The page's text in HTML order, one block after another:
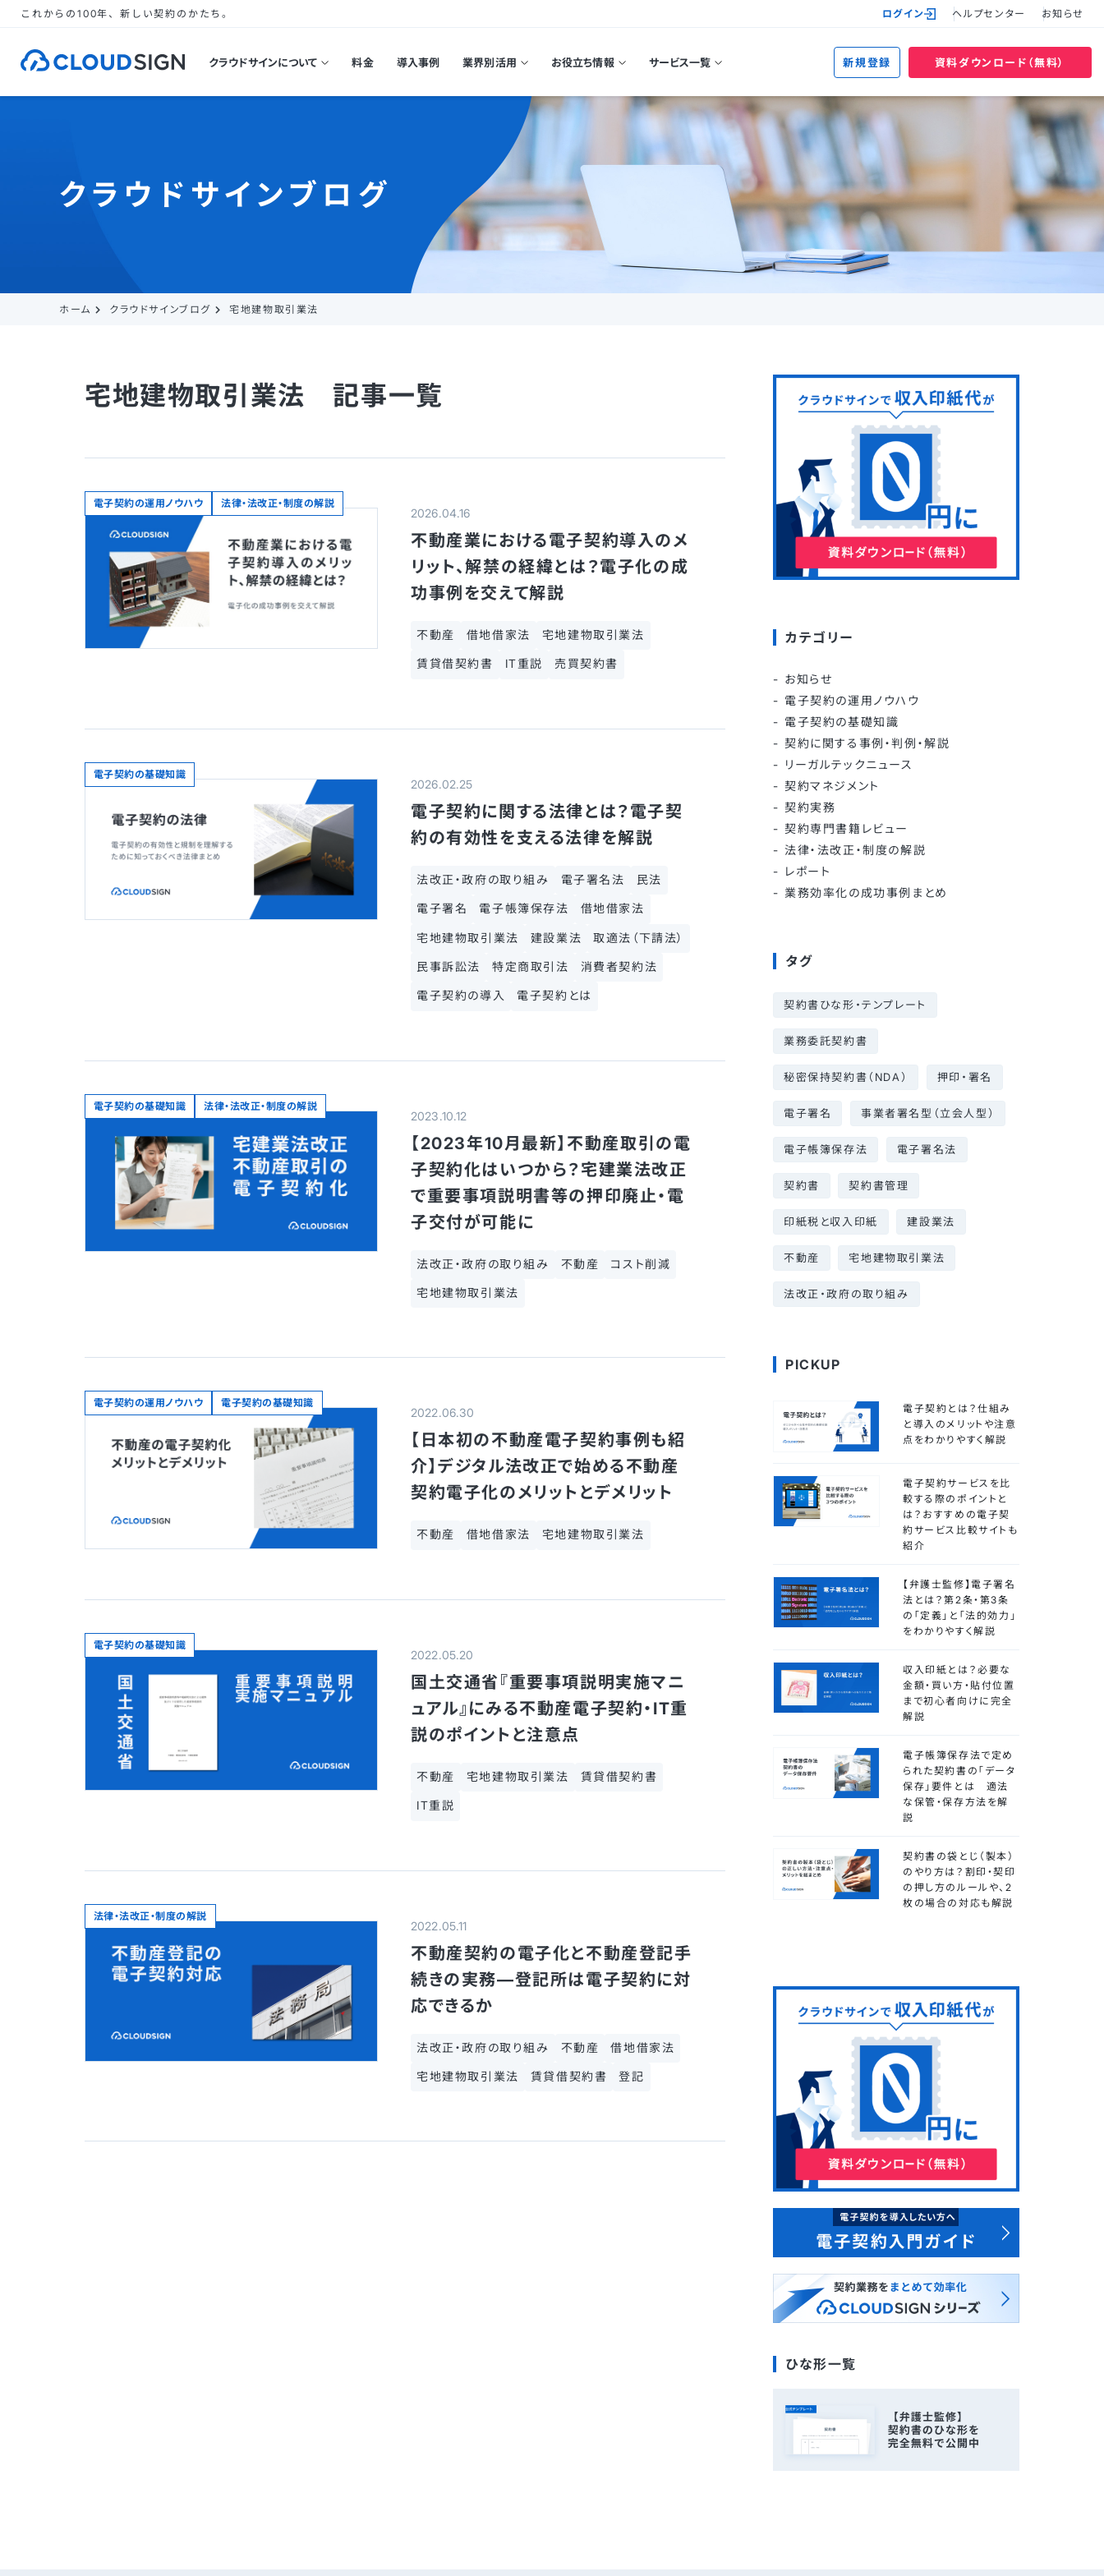
これからの100年、新しい契約のかたち。 ログイン ヘルプセンター お知らせ
クラウドサインについて 料金 導入事例 業界別活用 お役立ち情報 サービス一覧 新規登録 資料ダウンロード（無料）
クラウドサインブログ
ホーム クラウドサインブログ 宅地建物取引業法
宅地建物取引業法 記事一覧
電子契約の運用ノウハウ 法律・法改正・制度の解説
2026.04.16
不動産業における電子契約導入のメ
リット、解禁の経緯とは？電子化の成
功事例を交えて解説
不動産 借地借家法 宅地建物取引業法
賃貸借契約書 IT重説 売買契約書
電子契約の基礎知識
2026.02.25
電子契約に関する法律とは？電子契
約の有効性を支える法律を解説
法改正・政府の取り組み 電子署名法 民法
電子署名 電子帳簿保存法 借地借家法
宅地建物取引業法 建設業法 取適法（下請法）
民事訴訟法 特定商取引法 消費者契約法
電子契約の導入 電子契約とは
電子契約の基礎知識 法律・法改正・制度の解説
2023.10.12
【2023年10月最新】不動産取引の電
子契約化はいつから？宅建業法改正
で重要事項説明書等の押印廃止・電
子交付が可能に
法改正・政府の取り組み 不動産 コスト削減
宅地建物取引業法
電子契約の運用ノウハウ 電子契約の基礎知識
2022.06.30
【日本初の不動産電子契約事例も紹
介】デジタル法改正で始める不動産
契約電子化のメリットとデメリット
不動産 借地借家法 宅地建物取引業法
電子契約の基礎知識
2022.05.20
国土交通省『重要事項説明実施マニ
ュアル』にみる不動産電子契約・IT重
説のポイントと注意点
不動産 宅地建物取引業法 賃貸借契約書
IT重説
法律・法改正・制度の解説
2022.05.11
不動産契約の電子化と不動産登記手
続きの実務—登記所は電子契約に対
応できるか
法改正・政府の取り組み 不動産 借地借家法
宅地建物取引業法 賃貸借契約書 登記
カテゴリー
お知らせ
電子契約の運用ノウハウ
電子契約の基礎知識
契約に関する事例・判例・解説
リーガルテックニュース
契約マネジメント
契約実務
契約専門書籍レビュー
法律・法改正・制度の解説
レポート
業務効率化の成功事例まとめ
タグ
契約書ひな形・テンプレート
業務委託契約書
秘密保持契約書（NDA） 押印・署名
電子署名 事業者署名型（立会人型）
電子帳簿保存法 電子署名法
契約書 契約書管理
印紙税と収入印紙 建設業法
不動産 宅地建物取引業法
法改正・政府の取り組み
PICKUP
電子契約とは？仕組み
と導入のメリットや注意
点をわかりやすく解説
電子契約サービスを比
較する際のポイントと
は？おすすめの電子契
約サービス比較サイトも
紹介
【弁護士監修】電子署名
法とは？第2条・第3条
の「定義」と「法的効力」
をわかりやすく解説
収入印紙とは？必要な
金額・買い方・貼付位置
まで初心者向けに完全
解説
電子帳簿保存法で定め
られた契約書の「データ
保存」要件とは 適法
な保管・保存方法を解
説
契約書の袋とじ（製本）
のやり方は？割印・契印
の押し方のルールや、2
枚の場合の対応も解説
ひな形一覧